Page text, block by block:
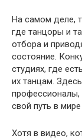
На самом деле,
где танцоры и
отбора и
состояние.
студиях, где
их танцам.
профессионалы,
свой путь в мире
Хотя в видео,